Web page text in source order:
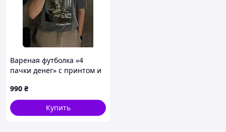
Вареная футболка «4
пачки денег» с принтом и
990 ₴
Купить